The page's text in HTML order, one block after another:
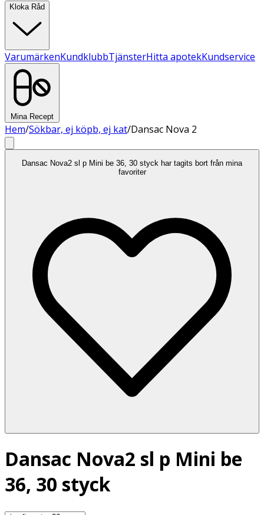
Kloka Råd
VarumärkenKundklubbTjänsterHitta apotekKundservice
Mina Recept
Hem/Sökbar, ej köpb, ej kat/Dansac Nova 2
Dansac Nova2 sl p Mini be 36, 30 styck har tagits bort från mina
favoriter
Dansac Nova2 sl p Mini be
36, 30 styck